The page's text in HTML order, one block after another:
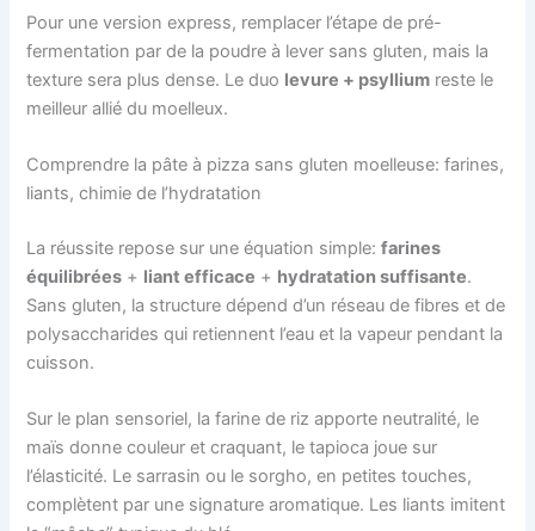
Pour une version express, remplacer l’étape de pré-
fermentation par de la poudre à lever sans gluten, mais la
texture sera plus dense. Le duo levure + psyllium reste le
meilleur allié du moelleux.
Comprendre la pâte à pizza sans gluten moelleuse: farines,
liants, chimie de l’hydratation
La réussite repose sur une équation simple:farines
équilibrées + liant efficace + hydratation suffisante.
Sans gluten, la structure dépend d’un réseau de fibres et de
polysaccharides qui retiennent l’eau et la vapeur pendant la
cuisson.
Sur le plan sensoriel, la farine de riz apporte neutralité, le
maïs donne couleur et craquant, le tapioca joue sur
l’élasticité. Le sarrasin ou le sorgho, en petites touches,
complètent par une signature aromatique. Les liants imitent